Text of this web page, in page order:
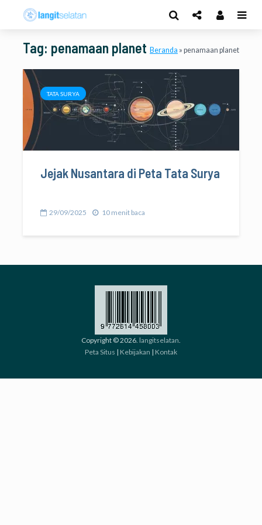
Tag: penamaan planet Beranda » penamaan planet
TATA SURYA
Jejak Nusantara di Peta Tata Surya
29/09/2025 10 menit baca
Copyright © 2026. langitselatan.
Peta Situs | Kebijakan | Kontak